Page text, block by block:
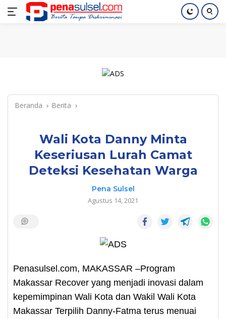
Langsung
Home Nasional Pendidikan Index
Beranda Berita
Wali Kota Danny Minta
Keseriusan Lurah Camat
Deteksi Kesehatan Warga
Pena Sulsel
Agustus 14, 2021
Penasulsel.com, MAKASSAR –Program
Makassar Recover yang menjadi inovasi dalam
kepemimpinan Wali Kota dan Wakil Wali Kota
Makassar Terpilih Danny-Fatma terus menuai